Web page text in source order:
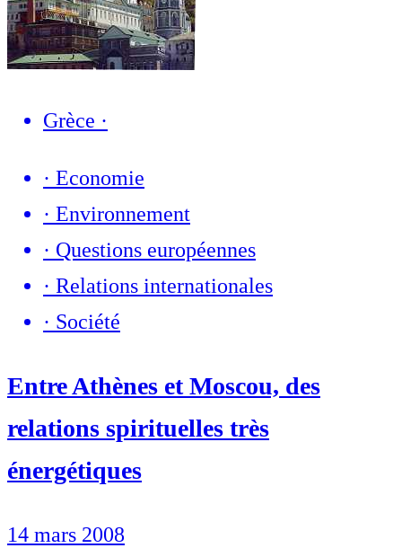
Grèce ·
· Economie
· Environnement
· Questions européennes
· Relations internationales
· Société
Entre Athènes et Moscou, des
relations spirituelles très
énergétiques
14 mars 2008